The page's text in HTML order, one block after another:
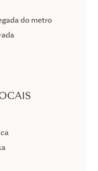
do metro